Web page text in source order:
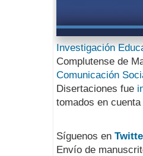
Investigación
Complutense de
Comunicación
Disertaciones fue
tomados en
Síguenos en
Envío de